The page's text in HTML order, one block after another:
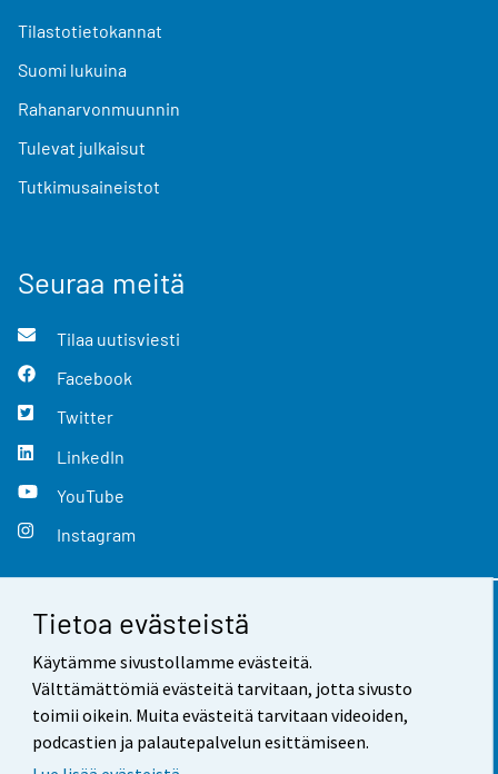
Tietoa evästeistä
Käytämme sivustollamme evästeitä.
Välttämättömiä evästeitä tarvitaan, jotta sivusto
toimii oikein. Muita evästeitä tarvitaan videoiden,
podcastien ja palautepalvelun esittämiseen.
Tilastotietokannat
Suomi lukuina
Rahanarvonmuunnin
Tulevat julkaisut
Tutkimusaineistot
Seuraa meitä
Tilaa uutisviesti
Facebook
Twitter
LinkedIn
YouTube
Instagram
Yhteystiedot
Palaute
Käyttöehdot